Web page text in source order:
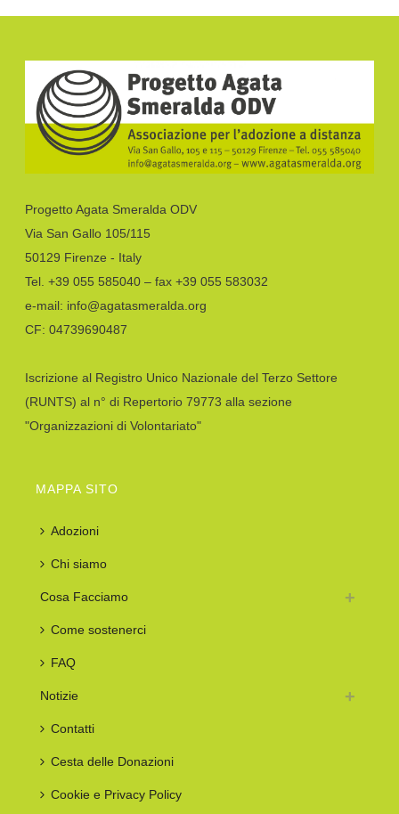
Progetto Agata Smeralda ODV
Via San Gallo 105/115
50129 Firenze - Italy
Tel. +39 055 585040 – fax +39 055 583032
e-mail: info@agatasmeralda.org
CF: 04739690487
Iscrizione al Registro Unico Nazionale del Terzo Settore
(RUNTS) al n° di Repertorio 79773 alla sezione
"Organizzazioni di Volontariato"
MAPPA SITO
Adozioni
Chi siamo
Cosa Facciamo
Come sostenerci
FAQ
Notizie
Contatti
Cesta delle Donazioni
Cookie e Privacy Policy